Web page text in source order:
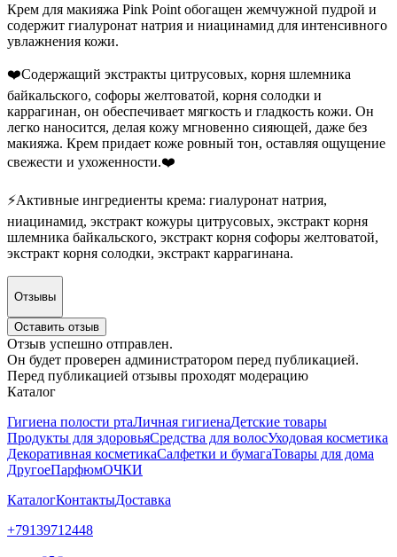
Крем для макияжа Pink Point обогащен жемчужной пудрой и
содержит гиалуронат натрия и ниацинамид для интенсивного
увлажнения кожи.
❤️Содержащий экстракты цитрусовых, корня шлемника
байкальского, софоры желтоватой, корня солодки и
каррагинан, он обеспечивает мягкость и гладкость кожи. Он
легко наносится, делая кожу мгновенно сияющей, даже без
макияжа. Крем придает коже ровный тон, оставляя ощущение
свежести и ухоженности.❤️
⚡️Активные ингредиенты крема: гиалуронат натрия,
ниацинамид, экстракт кожуры цитрусовых, экстракт корня
шлемника байкальского, экстракт корня софоры желтоватой,
экстракт корня солодки, экстракт каррагинана.
Отзывы
Оставить отзыв
Отзыв успешно отправлен.
Он будет проверен администратором перед публикацией.
Перед публикацией отзывы проходят модерацию
Каталог
Гигиена полости ртаЛичная гигиенаДетские товары
Продукты для здоровьяСредства для волосУходовая косметика
Декоративная косметикаСалфетки и бумагаТовары для дома
ДругоеПарфюмОЧКИ
КаталогКонтактыДоставка
+79139712448